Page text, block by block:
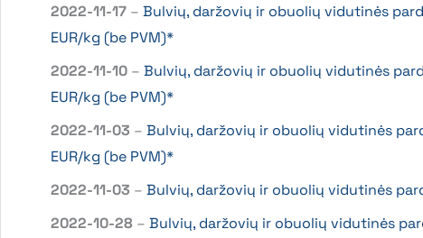
2022-11-17 – Bulvių, daržovių ir obuolių vidutinės
EUR/kg (be PVM)*
2022-11-10 – Bulvių, daržovių ir obuolių vidutinės
EUR/kg (be PVM)*
2022-11-03 – Bulvių, daržovių ir obuolių vidutinės
EUR/kg (be PVM)*
2022-11-03 – Bulvių, daržovių ir obuolių vidutinės
2022-10-28 – Bulvių, daržovių ir obuolių vidutinės